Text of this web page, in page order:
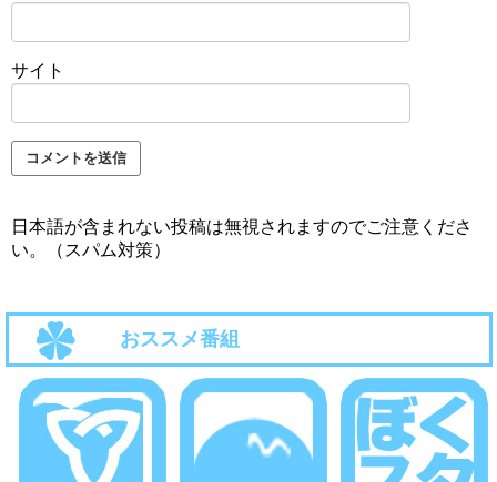
サイト
日本語が含まれない投稿は無視されますのでご注意くださ
い。（スパム対策）
おススメ番組